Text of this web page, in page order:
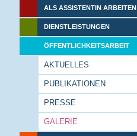
ALS ASSISTENTIN ARBEITEN
DIENSTLEISTUNGEN
ÖFFENTLICHKEITSARBEIT
AKTUELLES
PUBLIKATIONEN
PRESSE
GALERIE